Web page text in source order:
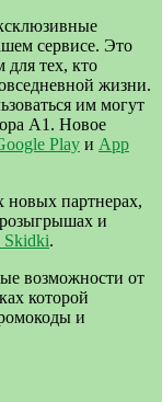
сервисе. Это
для тех, кто
жизни.
им могут
А1. Новое
Play и App
новых партнерах,
и
.
возможности от
которой
и